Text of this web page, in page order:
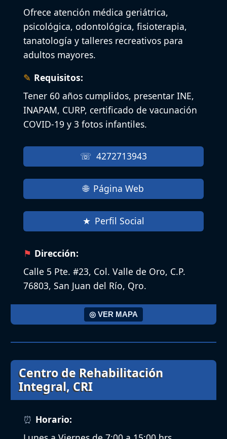
Ofrece atención médica geriátrica,
psicológica, odontológica, fisioterapia,
tanatología y talleres recreativos para
adultos mayores.
Requisitos:
Tener 60 años cumplidos, presentar INE,
INAPAM, CURP, certificado de vacunación
COVID-19 y 3 fotos infantiles.
4272713943
Página Web
Perfil Social
Dirección:
Calle 5 Pte. #23, Col. Valle de Oro, C.P.
76803, San Juan del Río, Qro.
◎ VER MAPA
Centro de Rehabilitación
Integral, CRI
Horario: